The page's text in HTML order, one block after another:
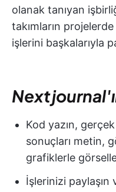
olanak tanıyan
takımların
işlerini başkalarıyla
Kod yazın, gerçek
sonuçları metin,
grafiklerle
İşlerinizi paylaşın